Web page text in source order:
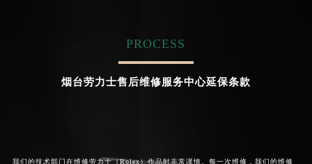
PROCESS
烟台劳力士售后维修服务中心延保条款
我们的技术部门在维修劳力士（Rolex）作品时非常谨慎。每一次维修，我们的维修